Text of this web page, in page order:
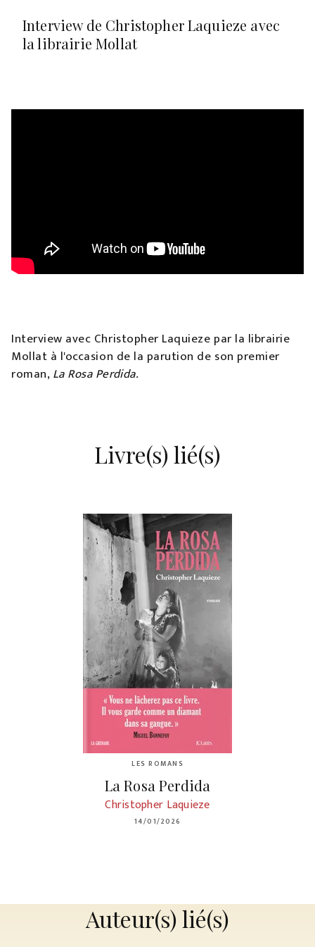
Interview de Christopher Laquieze avec
la librairie Mollat
Interview avec Christopher Laquieze par la librairie
Mollat à l'occasion de la parution de son premier
roman,La Rosa Perdida.
Livre(s) lié(s)
LES ROMANS
La Rosa Perdida
Christopher Laquieze
14/01/2026
Auteur(s) lié(s)